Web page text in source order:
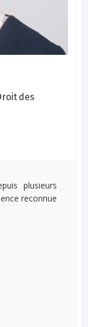
des
plusieurs
reconnue